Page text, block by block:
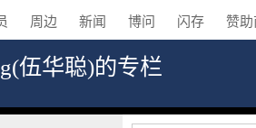
周边 新闻 博问 闪存 赞助
伍华聪)的专栏